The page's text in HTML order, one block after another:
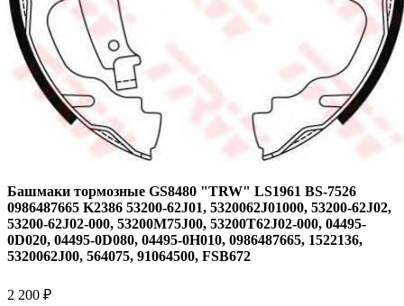
Башмаки тормозные GS8480 "TRW" LS1961 BS-7526
0986487665 K2386 53200-62J01, 5320062J01000, 53200-62J02,
53200-62J02-000, 53200M75J00, 53200T62J02-000, 04495-
0D020, 04495-0D080, 04495-0H010, 0986487665, 1522136,
5320062J00, 564075, 91064500, FSB672
2 200 ₽